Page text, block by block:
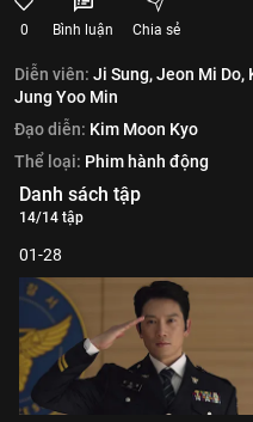
0 Bình luận Chia sẻ
Diễn viên: Ji Sung,Jeon Mi Do,
Jung Yoo Min
Đạo diễn: Kim Moon Kyo
Thể loại: Phim hành động
Danh sách tập
14/14 tập
01-28